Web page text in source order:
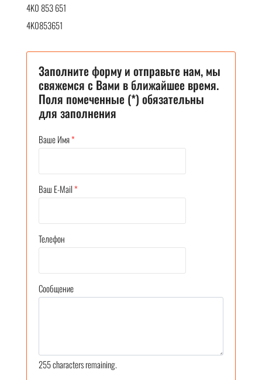
4K0 853 651
4K0853651
Заполните форму и отправьте нам, мы
свяжемся с Вами в ближайшее время.
Поля помеченные (*) обязательны
для заполнения
Ваше Имя*
Ваш E-Mail*
Телефон
Сообщение
255characters remaining.